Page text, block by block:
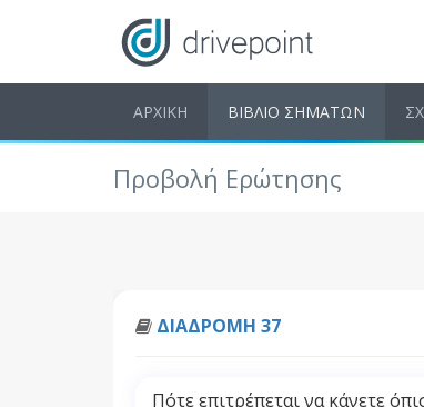
ΑΡΧΙΚΗ ΒΙΒΛΙΟ ΣΗΜΑΤΩΝ
Προβολή Ερώτησης
ΔΙΑΔΡΟΜΗ 37
Πότε επιτρέπεται να κάνετε